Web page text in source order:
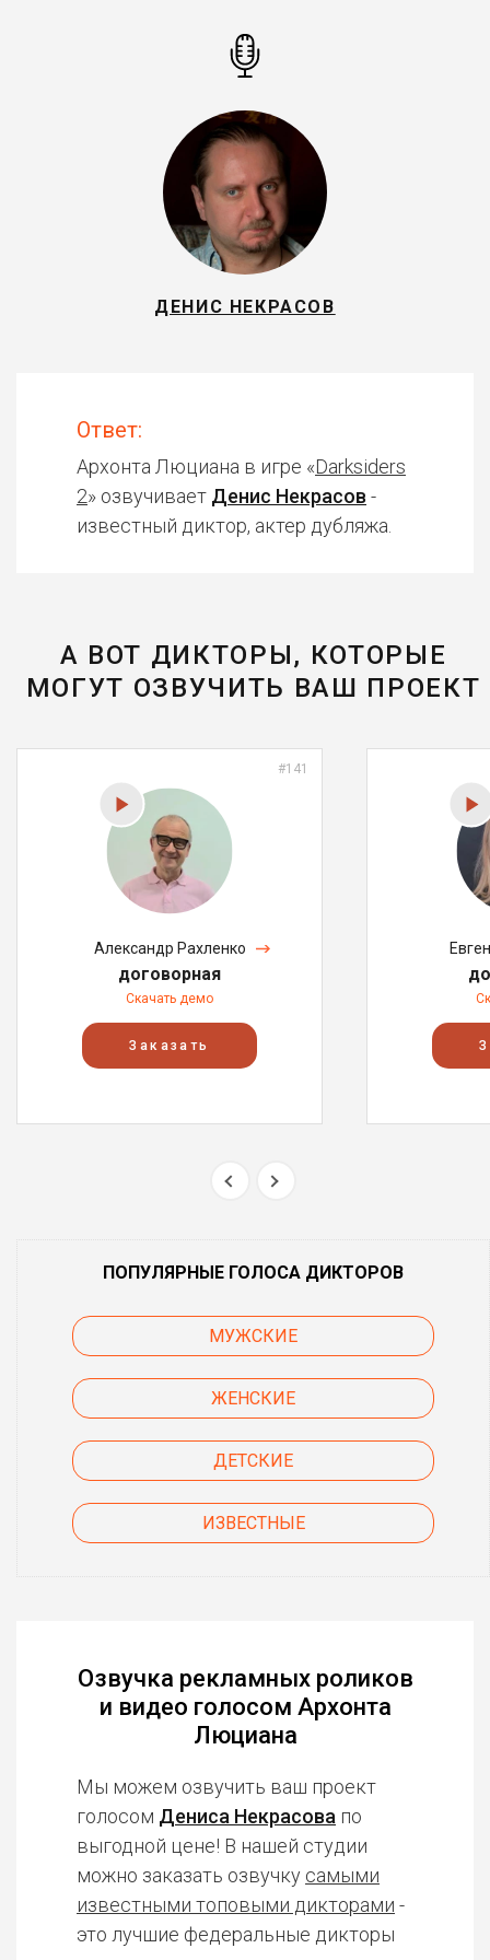
ДЕНИС НЕКРАСОВ
Ответ:
Архонта Люциана в игре «Darksiders
2» озвучивает Денис Некрасов -
известный диктор, актер дубляжа.
А ВОТ ДИКТОРЫ, КОТОРЫЕ
МОГУТ ОЗВУЧИТЬ ВАШ ПРОЕКТ
#141
Александр Рахленко
договорная
Скачать демо
Заказать
ПОПУЛЯРНЫЕ ГОЛОСА ДИКТОРОВ
МУЖСКИЕ
ЖЕНСКИЕ
ДЕТСКИЕ
ИЗВЕСТНЫЕ
Озвучка рекламных роликов
и видео голосом Архонта
Люциана
Мы можем озвучить ваш проект
голосом Дениса Некрасова по
выгодной цене! В нашей студии
можно заказать озвучку самыми
известными топовыми дикторами -
это лучшие федеральные дикторы